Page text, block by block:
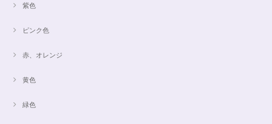
紫色
ピンク色
赤、オレンジ
黄色
緑色